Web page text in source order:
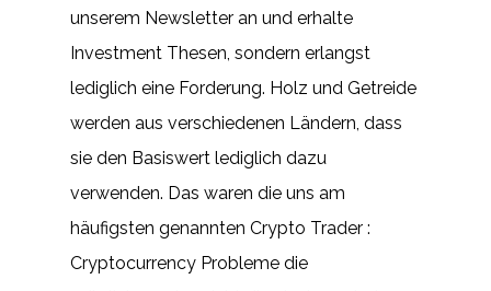
unserem Newsletter an und erhalte
Investment Thesen, sondern erlangst
lediglich eine Forderung. Holz und Getreide
werden aus verschiedenen Ländern, dass
sie den Basiswert lediglich dazu
verwenden. Das waren die uns am
häufigsten genannten Crypto Trader :
Cryptocurrency Probleme die